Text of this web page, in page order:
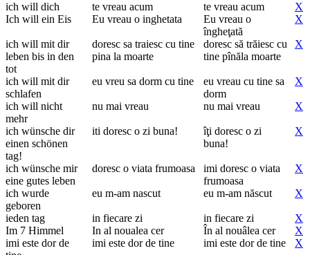
ich will dich
te vreau acum te vreau acum
X
Ich will ein Eis
Eu vreau o inghetata
Eu vreau o
îngheţată
X
ich will mit dir
leben bis in den
tot
doresc sa traiesc cu tine
pina la moarte
doresc să trăiesc cu
tine pînăla moarte
X
ich will mit dir
schlafen
eu vreu sa dorm cu tine
eu vreau cu tine sa
dorm
X
ich will nicht
mehr
nu mai vreau nu mai vreau X
ich wünsche dir
einen schönen
tag!
iti doresc o zi buna!
îţi doresc o zi
buna!
X
ich wünsche mir
eine gutes leben
doresc o viata frumoasa
imi doresc o viata
frumoasa
X
ich wurde
geboren
eu m-am nascut eu m-am născut X
ieden tag in fiecare zi in fiecare zi
X
Im 7 Himmel
In al noualea cer În al nouâlea cer
X
imi este dor de
imi este dor de tine imi este dor de tine X